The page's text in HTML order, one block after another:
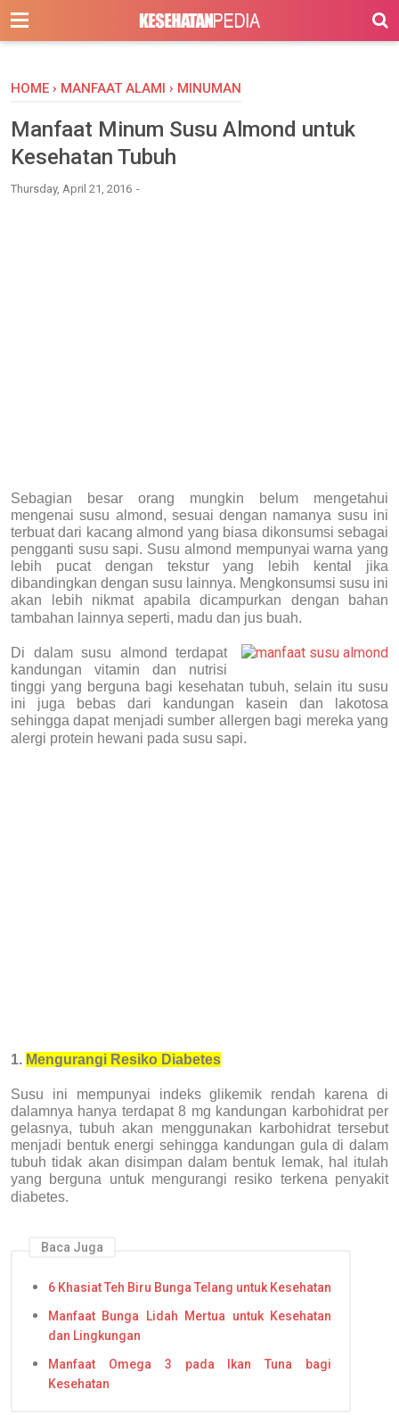
-->
HOME › MANFAAT ALAMI › MINUMAN
Manfaat Minum Susu Almond untuk
Kesehatan Tubuh
Thursday, April 21, 2016
Sebagian besar orang mungkin belum mengetahui
mengenai susu almond, sesuai dengan namanya susu ini
terbuat dari kacang almond yang biasa dikonsumsi sebagai
pengganti susu sapi. Susu almond mempunyai warna yang
lebih pucat dengan tekstur yang lebih kental jika
dibandingkan dengan susu lainnya. Mengkonsumsi susu ini
akan lebih nikmat apabila dicampurkan dengan bahan
tambahan lainnya seperti, madu dan jus buah.
Di dalam susu almond terdapat
kandungan vitamin dan nutrisi
tinggi yang berguna bagi kesehatan tubuh, selain itu susu
ini juga bebas dari kandungan kasein dan lakotosa
sehingga dapat menjadi sumber allergen bagi mereka yang
alergi protein hewani pada susu sapi.
1. Mengurangi Resiko Diabetes
Susu ini mempunyai indeks glikemik rendah karena di
dalamnya hanya terdapat 8 mg kandungan karbohidrat per
gelasnya, tubuh akan menggunakan karbohidrat tersebut
menjadi bentuk energi sehingga kandungan gula di dalam
tubuh tidak akan disimpan dalam bentuk lemak, hal itulah
yang berguna untuk mengurangi resiko terkena penyakit
diabetes.
Baca Juga
6 Khasiat Teh Biru Bunga Telang untuk Kesehatan
Manfaat Bunga Lidah Mertua untuk Kesehatan
dan Lingkungan
Manfaat Omega 3 pada Ikan Tuna bagi
Kesehatan